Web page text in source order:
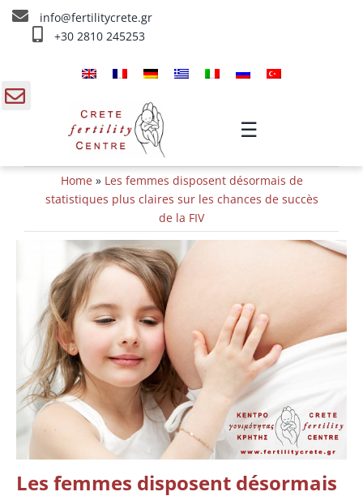
Skip
info@fertilitycrete.gr
+30 2810 245253
☰
À propos de nous
Fecondation traitements
Rajeunissement et Fertilité
IV traitements
Info
Contact
Home» Les femmes disposent désormais de
statistiques plus claires sur les chances de succès
de la FIV
Les femmes disposent désormais